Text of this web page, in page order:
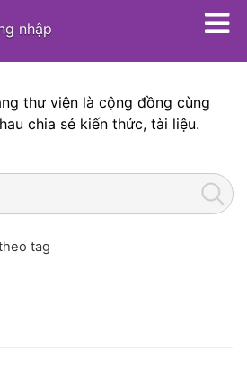
nhập
thư viện là cộng đồng cùng
chia sẻ kiến thức, tài liệu.
tag